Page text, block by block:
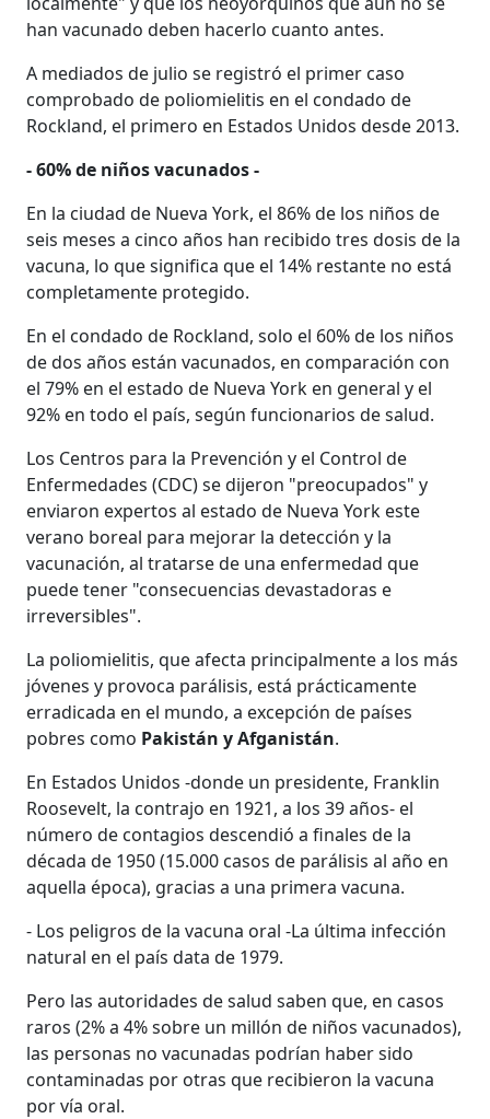
han vacunado deben hacerlo cuanto antes.
A mediados de julio se registró el primer caso
comprobado de poliomielitis en el condado de
Rockland, el primero en Estados Unidos desde 2013.
- 60% de niños vacunados -
En la ciudad de Nueva York, el 86% de los niños de
seis meses a cinco años han recibido tres dosis de la
vacuna, lo que significa que el 14% restante no está
completamente protegido.
En el condado de Rockland, solo el 60% de los niños
de dos años están vacunados, en comparación con
el 79% en el estado de Nueva York en general y el
92% en todo el país, según funcionarios de salud.
Los Centros para la Prevención y el Control de
Enfermedades (CDC) se dijeron "preocupados" y
enviaron expertos al estado de Nueva York este
verano boreal para mejorar la detección y la
vacunación, al tratarse de una enfermedad que
puede tener "consecuencias devastadoras e
irreversibles".
La poliomielitis, que afecta principalmente a los más
jóvenes y provoca parálisis, está prácticamente
erradicada en el mundo, a excepción de países
pobres como Pakistán y Afganistán.
En Estados Unidos -donde un presidente, Franklin
Roosevelt, la contrajo en 1921, a los 39 años- el
número de contagios descendió a finales de la
década de 1950 (15.000 casos de parálisis al año en
aquella época), gracias a una primera vacuna.
- Los peligros de la vacuna oral -La última infección
natural en el país data de 1979.
Pero las autoridades de salud saben que, en casos
raros (2% a 4% sobre un millón de niños vacunados),
las personas no vacunadas podrían haber sido
contaminadas por otras que recibieron la vacuna
por vía oral.